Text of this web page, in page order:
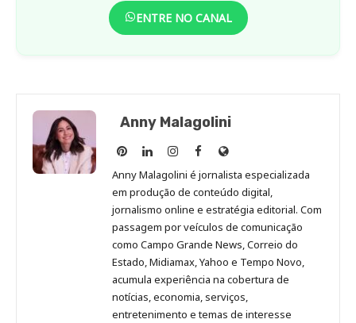
ENTRE NO CANAL
Anny Malagolini
Anny
Malagolini
no
Pinterest
Anny
Malagolini
no
LinkedIn
Anny
Malagolini
no
Instagram
Anny
Malagolini
no
Facebook
Site
de
Anny
Malagolini
Anny Malagolini é jornalista especializada
em produção de conteúdo digital,
jornalismo online e estratégia editorial. Com
passagem por veículos de comunicação
como Campo Grande News, Correio do
Estado, Midiamax, Yahoo e Tempo Novo,
acumula experiência na cobertura de
notícias, economia, serviços,
entretenimento e temas de interesse